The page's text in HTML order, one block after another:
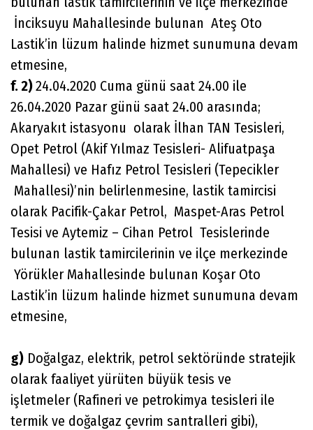
İnciksuyu Mahallesinde bulunan Ateş Oto
Lastik’in lüzum halinde hizmet sunumuna devam
etmesine,
f. 2)24.04.2020 Cuma günü saat 24.00 ile
26.04.2020 Pazar günü saat 24.00 arasında;
Akaryakıt istasyonu olarak İlhan TAN Tesisleri,
Opet Petrol (Akif Yılmaz Tesisleri- Alifuatpaşa
Mahallesi) ve Hafız Petrol Tesisleri (Tepecikler
Mahallesi)’nin belirlenmesine, lastik tamircisi
olarak Pacifik-Çakar Petrol, Maspet-Aras Petrol
Tesisi ve Aytemiz – Cihan Petrol Tesislerinde
bulunan lastik tamircilerinin ve ilçe merkezinde
Yörükler Mahallesinde bulunan Koşar Oto
Lastik’in lüzum halinde hizmet sunumuna devam
etmesine,
g) Doğalgaz, elektrik, petrol sektöründe stratejik
olarak faaliyet yürüten büyük tesis ve
işletmeler (Rafineri ve petrokimya tesisleri ile
termik ve doğalgaz çevrim santralleri gibi),